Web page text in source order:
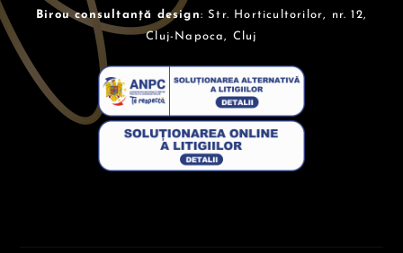
Birou consultanță design: Str. Horticultorilor, nr. 12,
Cluj-Napoca, Cluj